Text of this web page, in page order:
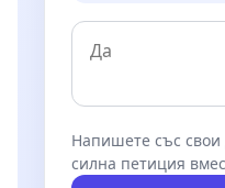
Напишете със
силна петиция